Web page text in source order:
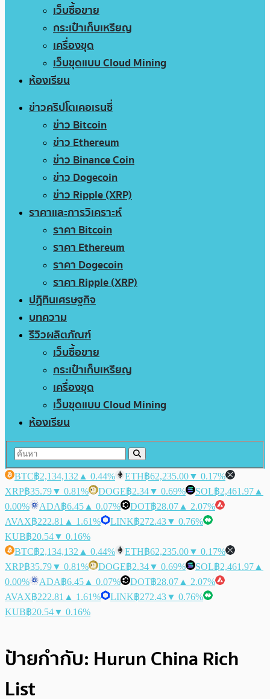
เว็บซื้อขาย
กระเป๋าเก็บเหรียญ
เครื่องขุด
เว็บขุดแบบ Cloud Mining
ห้องเรียน
ข่าวคริปโตเคอเรนซี่
ข่าว Bitcoin
ข่าว Ethereum
ข่าว Binance Coin
ข่าว Dogecoin
ข่าว Ripple (XRP)
ราคาและการวิเคราะห์
ราคา Bitcoin
ราคา Ethereum
ราคา Dogecoin
ราคา Ripple (XRP)
ปฏิทินเศรษฐกิจ
บทความ
รีวิวผลิตภัณฑ์
เว็บซื้อขาย
กระเป๋าเก็บเหรียญ
เครื่องขุด
เว็บขุดแบบ Cloud Mining
ห้องเรียน
BTC฿2,134,132 ▲ 0.44% ETH฿62,235.00▼ 0.17%
XRP฿35.79▼ 0.81% DOGE฿2.34▼ 0.69% SOL฿2,461.97 ▲
0.00%
ADA฿6.45 ▲ 0.07% DOT฿28.07 ▲ 2.07%
AVAX฿222.81 ▲ 1.61% LINK฿272.43▼ 0.76%
KUB฿20.54▼ 0.16%
BTC฿2,134,132 ▲ 0.44% ETH฿62,235.00▼ 0.17%
XRP฿35.79▼ 0.81% DOGE฿2.34▼ 0.69% SOL฿2,461.97 ▲
0.00%
ADA฿6.45 ▲ 0.07% DOT฿28.07 ▲ 2.07%
AVAX฿222.81 ▲ 1.61% LINK฿272.43▼ 0.76%
KUB฿20.54▼ 0.16%
ป้ายกำกับ: Hurun China Rich
List